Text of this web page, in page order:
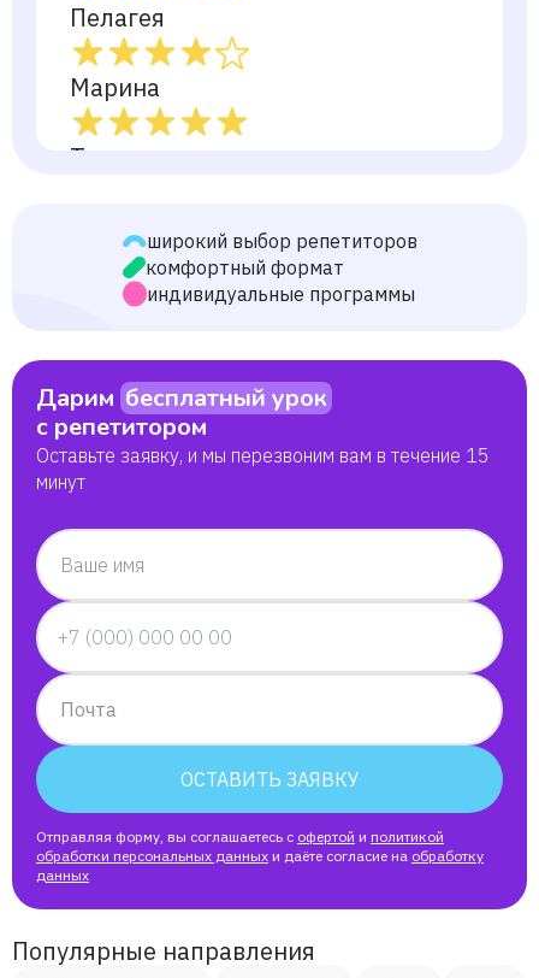
Пелагея
Марина
Танзила
широкий выбор репетиторов
комфортный формат
индивидуальные программы
Дарим бесплатный урок
с репетитором
Оставьте заявку, и мы перезвоним вам в течение 15
минут
Ваше имя
Почта
ОСТАВИТЬ ЗАЯВКУ
Отправляя форму, вы соглашаетесь с офертой и политикой
обработки персональных данных и даёте согласие на обработку
данных
Популярные направления